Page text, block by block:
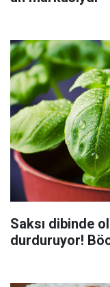
Saksı dibinde
durduruyor!